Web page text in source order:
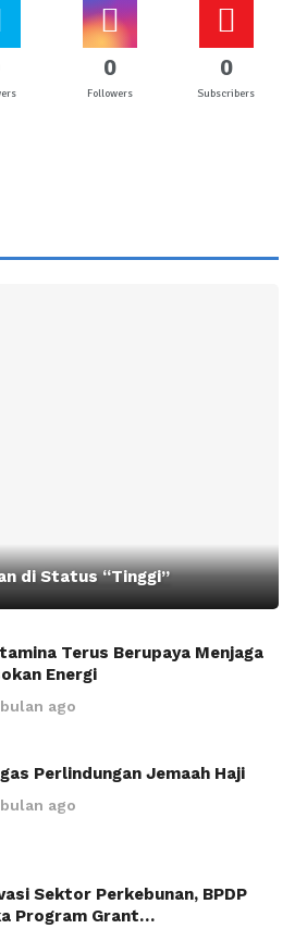
0
Followers
0
Subscribers
di Status “Tinggi”
Terus Berupaya Menjaga
Energi
ago
Perlindungan Jemaah Haji
ago
Sektor Perkebunan, BPDP
Program Grant…